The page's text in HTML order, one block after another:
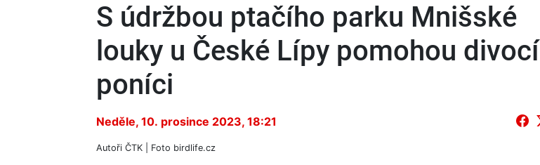
S údržbou ptačího parku Mnišské
louky u České Lípy pomohou divocí
poníci
Neděle, 10. prosince 2023, 18:21
Autoři ČTK | Foto birdlife.cz